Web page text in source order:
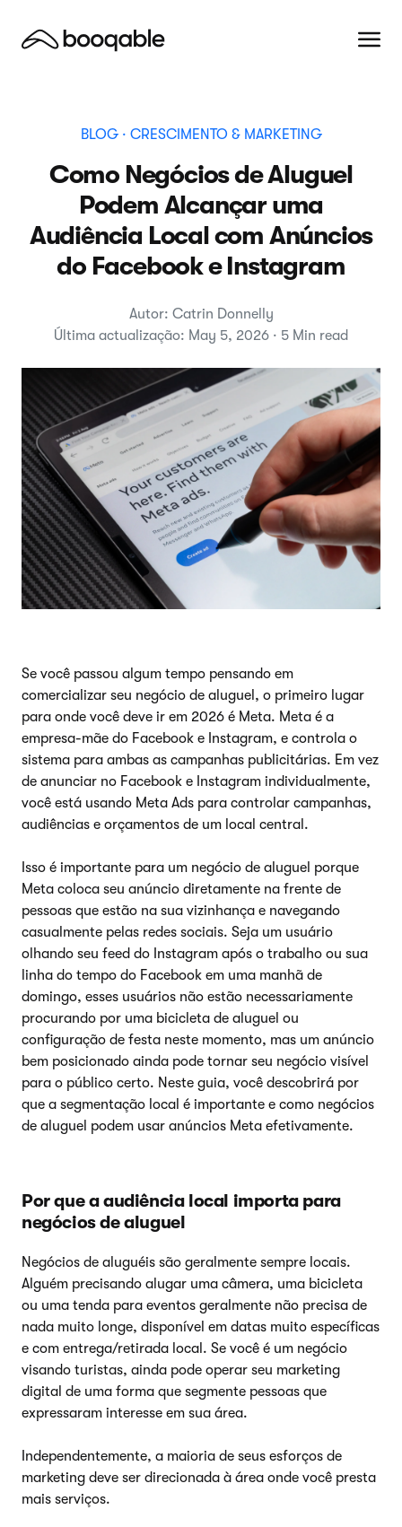
BLOG· CRESCIMENTO & MARKETING
Como Negócios de Aluguel
Podem Alcançar uma
Audiência Local com Anúncios
do Facebook e Instagram
Autor: Catrin Donnelly
Última actualização: May 5, 2026 · 5 Min read
Se você passou algum tempo pensando em
comercializar seu negócio de aluguel, o primeiro lugar
para onde você deve ir em 2026 é Meta. Meta é a
empresa-mãe do Facebook e Instagram, e controla o
sistema para ambas as campanhas publicitárias. Em vez
de anunciar no Facebook e Instagram individualmente,
você está usando Meta Ads para controlar campanhas,
audiências e orçamentos de um local central.
Isso é importante para um negócio de aluguel porque
Meta coloca seu anúncio diretamente na frente de
pessoas que estão na sua vizinhança e navegando
casualmente pelas redes sociais. Seja um usuário
olhando seu feed do Instagram após o trabalho ou sua
linha do tempo do Facebook em uma manhã de
domingo, esses usuários não estão necessariamente
procurando por uma bicicleta de aluguel ou
configuração de festa neste momento, mas um anúncio
bem posicionado ainda pode tornar seu negócio visível
para o público certo. Neste guia, você descobrirá por
que a segmentação local é importante e como negócios
de aluguel podem usar anúncios Meta efetivamente.
Por que a audiência local importa para
negócios de aluguel
Negócios de aluguéis são geralmente sempre locais.
Alguém precisando alugar uma câmera, uma bicicleta
ou uma tenda para eventos geralmente não precisa de
nada muito longe, disponível em datas muito específicas
e com entrega/retirada local. Se você é um negócio
visando turistas, ainda pode operar seu marketing
digital de uma forma que segmente pessoas que
expressaram interesse em sua área.
Independentemente, a maioria de seus esforços de
marketing deve ser direcionada à área onde você presta
mais serviços.